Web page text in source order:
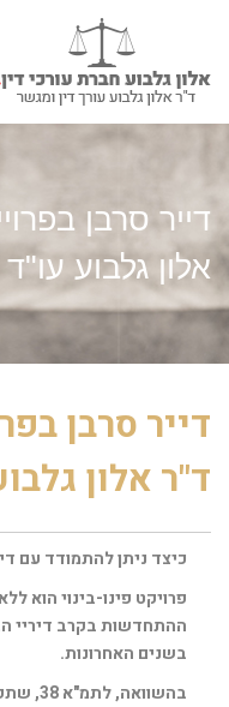
דייר סרבן
אלון גלבוע עו"ד
דייר סרבן
ד"ר אלון
כיצד ניתן להתמודד עם
פרויקט פינו-בינוי הוא
ההתחדשות בקרב דיריי
בשנים האחרונות.